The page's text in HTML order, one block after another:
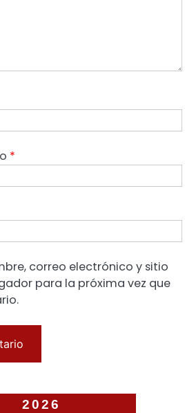
*
correo electrónico y sitio
para la próxima vez que
2026